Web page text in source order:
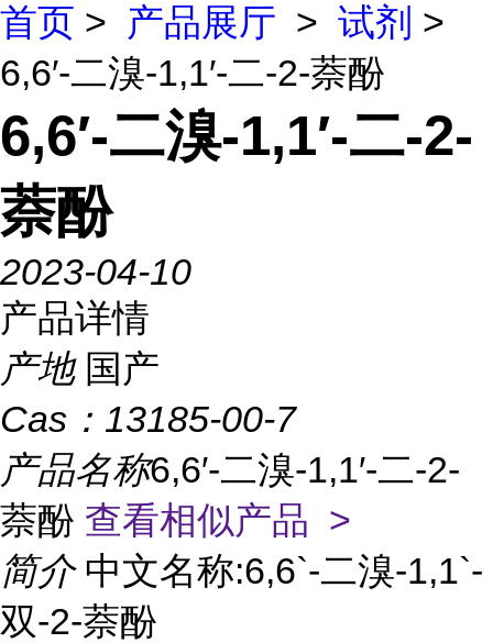
首页 > 产品展厅 > 试剂 >
6,6′-二溴-1,1′-二-2-萘酚
6,6′-二溴-1,1′-二-2-
萘酚
2023-04-10
产品详情
产地 国产
Cas： 13185-00-7
产品名称6,6′-二溴-1,1′-二-2-
萘酚 查看相似产品 >
简介 中文名称:6,6`-二溴-1,1`-
双-2-萘酚